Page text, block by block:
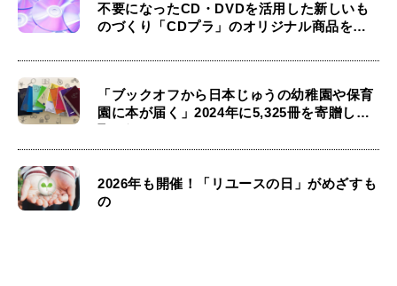
不要になったCD・DVDを活用した新しいも
のづくり「CDプラ」のオリジナル商品をチ
「ブックオフから日本じゅうの幼稚園や保育
園に本が届く」2024年に5,325冊を寄贈した
2026年も開催！「リユースの日」がめざすも
の